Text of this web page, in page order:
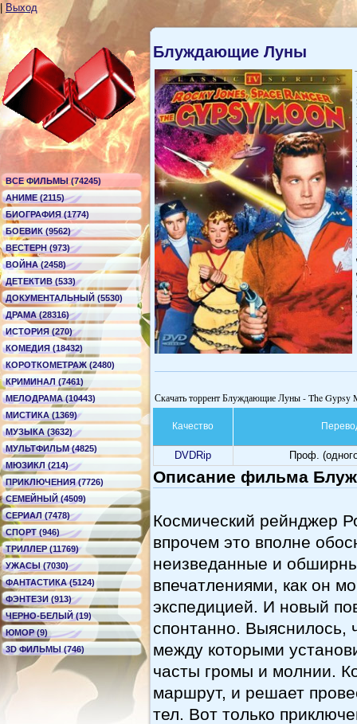
Выход
ВСЕ ФИЛЬМЫ (74245)
АНИМЕ (2115)
БИОГРАФИЯ (1774)
БОЕВИК (9562)
ВЕСТЕРН (973)
ВОЙНА (2458)
ДЕТЕКТИВ (533)
ДОКУМЕНТАЛЬНЫЙ (5530)
ДРАМА (28316)
ИСТОРИЯ (270)
КОМЕДИЯ (18432)
КОРОТКОМЕТРАЖ (2480)
КРИМИНАЛ (7461)
МЕЛОДРАМА (10443)
МИСТИКА (1369)
МУЗЫКА (3632)
МУЛЬТФИЛЬМ (4825)
МЮЗИКЛ (214)
ПРИКЛЮЧЕНИЯ (7726)
СЕМЕЙНЫЙ (4509)
СЕРИАЛ (7478)
СПОРТ (946)
ТРИЛЛЕР (11769)
УЖАСЫ (7030)
ФАНТАСТИКА (5124)
ФЭНТЕЗИ (913)
ЧЕРНО-БЕЛЫЙ (19)
ЮМОР (9)
3D ФИЛЬМЫ (746)
Блуждающие Луны
Скачать торрент Блуждающие Луны - The Gypsy
Качество
DVDRip Проф.
Описание фильма
Космический рейнджер
впрочем это вполне
неизведанные и
впечатлениями, как он
экспедицией. И новый
спонтанно. Выяснилось,
между которыми
часты громы и молнии.
маршрут, и решает
тел. Вот только